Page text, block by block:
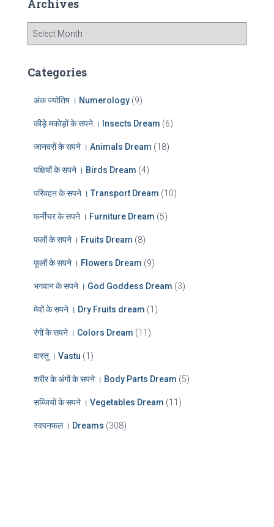
h
f
r
Archives
h
Categories
अंक ज्योतिष । Numerology (9)
कीड़े मकोड़ों के सपने । Insects Dream (6)
जानवरों के सपने । Animals Dream (18)
पक्षियों के सपने । Birds Dream (4)
परिवहन के सपने । Transport Dream (10)
फर्नीचर के सपने । Furniture Dream (5)
फलों के सपने । Fruits Dream (8)
फूलों के सपने । Flowers Dream (9)
भगवान के सपने । God Goddess Dream (3)
मेवों के सपने । Dry Fruits dream (1)
रंगों के सपने । Colors Dream (11)
वास्तु । Vastu (1)
शरीर के अंगों के सपने । Body Parts Dream (5)
सब्जियों के सपने । Vegetables Dream (11)
स्वपनफल । Dreams (308)